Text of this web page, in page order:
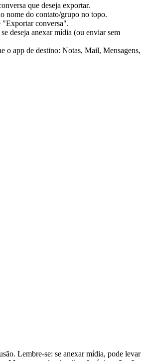
que deseja exportar.
nome do contato/grupo no topo.
"Exportar conversa".
deseja anexar mídia (ou enviar sem
o app de destino: Notas, Mail, Mensagens,
Lembre-se: se anexar mídia, pode levar